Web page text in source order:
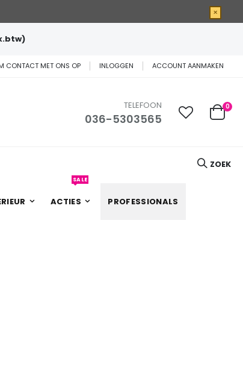
×
CONTACT MET ONS OP INLOGGEN ACCOUNT AANMAKEN
TELEFOON
036-5303565
ZOEK
Cart
0
ACTIES
SALE
PROFESSIONALS